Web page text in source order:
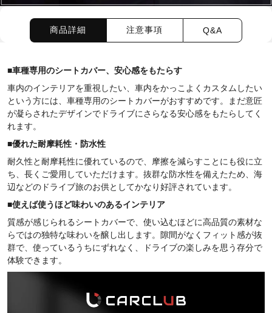
商品詳細 注意事項 Q&A
■車種専用のシートカバー、安心感をもたらす
車内のインテリアを重視したい、車内をかっこよくカスタムしたい
という方には、車種専用のシートカバーがおすすめです。まだ意匠
が凝らされたデザインでドライブにさらなる安心感をもたらしてく
れます。
■優れた耐摩耗性・防水性
耐久性と耐摩耗性に優れているので、摩擦を減らすことにも役に立
ち、長くご愛用していただけます。抜群な防水性を備えたため、海
辺などのドライブ旅のお供としてかなり好評されています。
■使えば使うほど味わいのあるインテリア
質感が感じられるシートカバーで、使い込むほどに高品質の素材な
らではの独特な味わいを醸し出します。隙間がなくフィット感が抜
群で、使っているうちにずれなく、ドライブの楽しみを思う存分で
体験できます。